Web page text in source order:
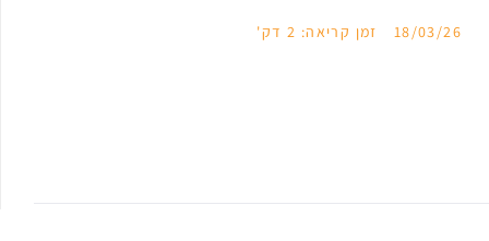
18/03/26 זמן קריאה: 2 דק'